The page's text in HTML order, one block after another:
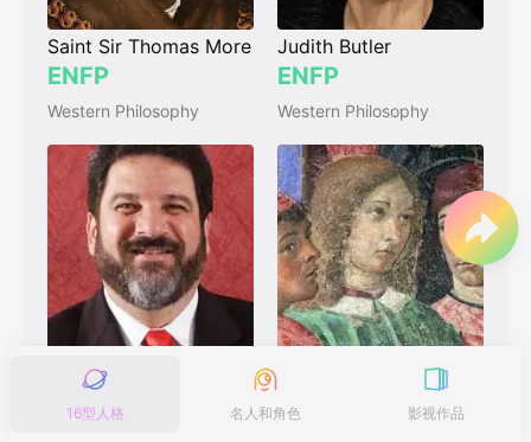
Saint Sir Thomas More
ENFP
Western Philosophy
Judith Butler
ENFP
Western Philosophy
Mário Sérgio Cortella
ENFP
16型人格 名人和角色 影视作品